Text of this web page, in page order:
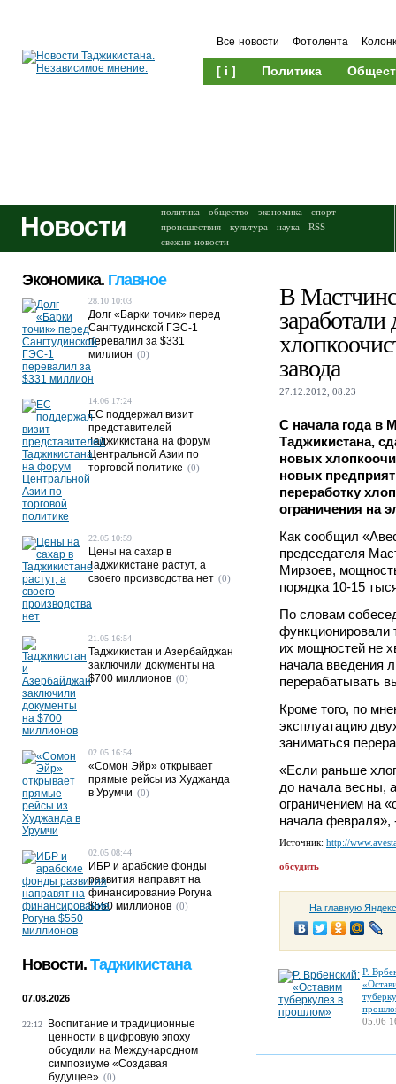
Все новости Фотолента
[ i ] Политика
Новости политика общество экономика
спорт
происшествия
культура наука
RSS
свежие новости
В
завода
27.12.2012, 08:23
С начала года в
Таджикистана,
новых
новых
переработку
ограничения на
Как сообщил
председателя
Мирзоев,
порядка 10-15
По словам
функционировали
их мощностей не
начала введения
перерабатывать
Кроме того, по
эксплуатацию
заниматься
«Если раньше
до начала весны,
ограничением на
начала февраля»,
Источник: http://
обсудить
На главную
Р.
05.06
Экономика. Главное
28.10 10:03
Долг «Барки точик» перед
Сангтудинской ГЭС-1
перевалил за $331
миллион (0)
14.06 17:24
ЕС поддержал визит
представителей
Таджикистана на форум
Центральной Азии по
торговой политике (0)
22.05 10:59
Цены на сахар в
Таджикистане растут, а
своего производства нет (0)
21.05 16:54
Таджикистан и Азербайджан
заключили документы на
$700 миллионов (0)
02.05 16:54
«Сомон Эйр» открывает
прямые рейсы из Худжанда
в Урумчи (0)
02.05 08:44
ИБР и арабские фонды
развития направят на
финансирование Рогуна
$550 миллионов (0)
Новости. Таджикистана
07.08.2026
22:12
Воспитание и традиционные
ценности в цифровую эпоху
обсудили на Международном
симпозиуме «Создавая
будущее» (0)